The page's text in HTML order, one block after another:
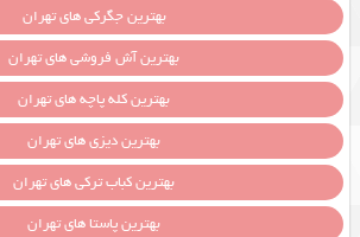
بهترین جگرکی های تهران
بهترین آش فروشی های تهران
بهترین کله پاچه های تهران
بهترین دیزی های تهران
بهترین کباب ترکی های تهران
بهترین پاستا های تهران